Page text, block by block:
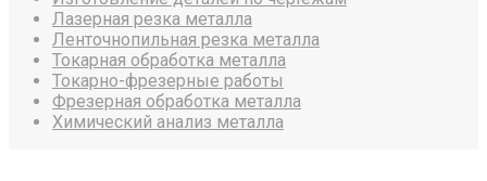
Лазерная резка металла
Ленточнопильная резка металла
Токарная обработка металла
Токарно-фрезерные работы
Фрезерная обработка металла
Химический анализ металла